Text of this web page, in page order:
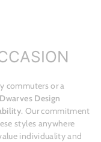
commuters or a
Dwarves Design
. Our commitment
styles anywhere
individuality and